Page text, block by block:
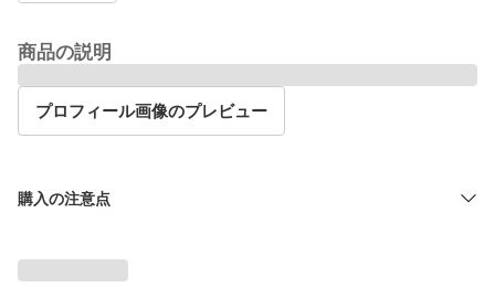
商品の説明
プロフィール画像のプレビュー
購入の注意点